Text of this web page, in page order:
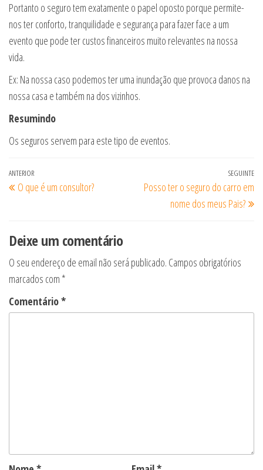
Portanto o seguro tem exatamente o papel oposto porque permite-
nos ter conforto, tranquilidade e segurança para fazer face a um
evento que pode ter custos financeiros muito relevantes na nossa
vida.
Ex: Na nossa caso podemos ter uma inundação que provoca danos na
nossa casa e também na dos vizinhos.
Resumindo
Os seguros servem para este tipo de eventos.
Navegação
de
Artigo
anterior
ANTERIOR
O que é um consultor?
SEGUINTE
Posso ter o seguro do carro em
nome dos meus Pais?
Deixe um comentário
O seu endereço de email não será publicado. Campos obrigatórios
marcados com *
Comentário*